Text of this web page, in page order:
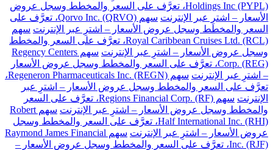
Holdings Inc (PYPL)، تعرَّف على السعر والمخطط وسجل عروض
الأسعار – اشترِ عبر الإنترنت
سهم Qorvo Inc. (QRVO)، تعرَّف على
السعر والمخطط وسجل عروض الأسعار – اشترِ عبر الإنترنت سهم
Royal Caribbean Cruises Ltd. (RCL)، تعرَّف على السعر والمخطط
وسجل عروض الأسعار – اشترِ عبر الإنترنت
سهم Regency Centers
Corp. (REG)، تعرَّف على السعر والمخطط وسجل عروض الأسعار
– اشترِ عبر الإنترنت
سهم Regeneron Pharmaceuticals Inc. (REGN)،
تعرَّف على السعر والمخطط وسجل عروض الأسعار – اشترِ عبر
الإنترنت
سهم Regions Financial Corp. (RF)، تعرَّف على السعر
والمخطط وسجل عروض الأسعار – اشترِ عبر الإنترنت
سهم Robert
Half International Inc. (RHI)، تعرَّف على السعر والمخطط وسجل
عروض الأسعار – اشترِ عبر الإنترنت
سهم Raymond James Financial
Inc. (RJF)، تعرَّف على السعر والمخطط وسجل عروض الأسعار –